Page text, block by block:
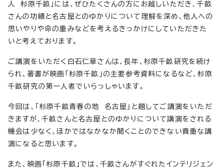
人 杉原千畝」には、ぜひたくさんの方にお越しいただき、千畝
さんの功績と名古屋とのゆかりについて理解を深め、他人への
思いやりや命の重みなどを考えるきっかけにしていただきた
いと考えております。
ご講演をいただく白石仁章さんは、長年、杉原千畝研究を続け
られ、著書が映画「杉原千畝」の主要参考資料になるなど、杉原
千畝研究の第一人者でいらっしゃいます。
今回は、「杉原千畝青春の地 名古屋」と題してご講演をいただ
きますが、千畝さんと名古屋とのゆかりについて講演をされる
機会は少なく、ほかではなかなか聞くことのできない貴重な講
演になると思います。
また、映画「杉原千畝」では、千畝さんがすぐれたインテリジェン